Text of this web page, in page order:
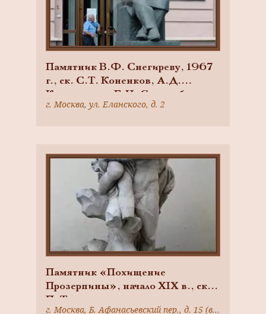
Памятник В.Ф. Снегиреву, 1967
г., ск. С.Т. Коненков, А.Д.
Козачек, арх. Е.Н. Стамо, бронза,
гранит
г. Москва, ул. Еланского, д. 2
Памятник «Похищение
Прозерпины», начало XIX в., ск.
П. Трискорни, мрамор
г. Москва, Б. Афанасьевский пер., д. 15 (в коллекции частного музея